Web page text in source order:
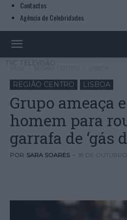
Contactos
Agência de Celebridades
TVC TELEVISÃO
Início REGIÃO CENTRO
REGIÃO CENTRO LISBOA
Grupo ameaça
homem para
garrafa de ‘gás
POR SARA SOARES - 18 DE